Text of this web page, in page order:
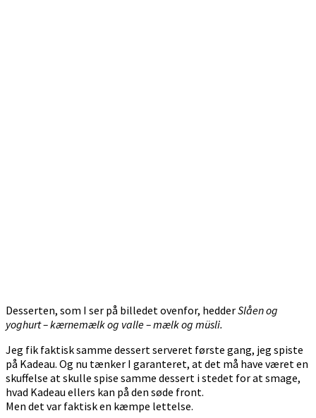
Desserten, som I ser på billedet ovenfor, hedderSlåen og
yoghurt – kærnemælk og valle – mælk og müsli.
Jeg fik faktisk samme dessert serveret første gang, jeg spiste
på Kadeau. Og nu tænker I garanteret, at det må have været en
skuffelse at skulle spise samme dessert i stedet for at smage,
hvad Kadeau ellers kan på den søde front.
Men det var faktisk en kæmpe lettelse.